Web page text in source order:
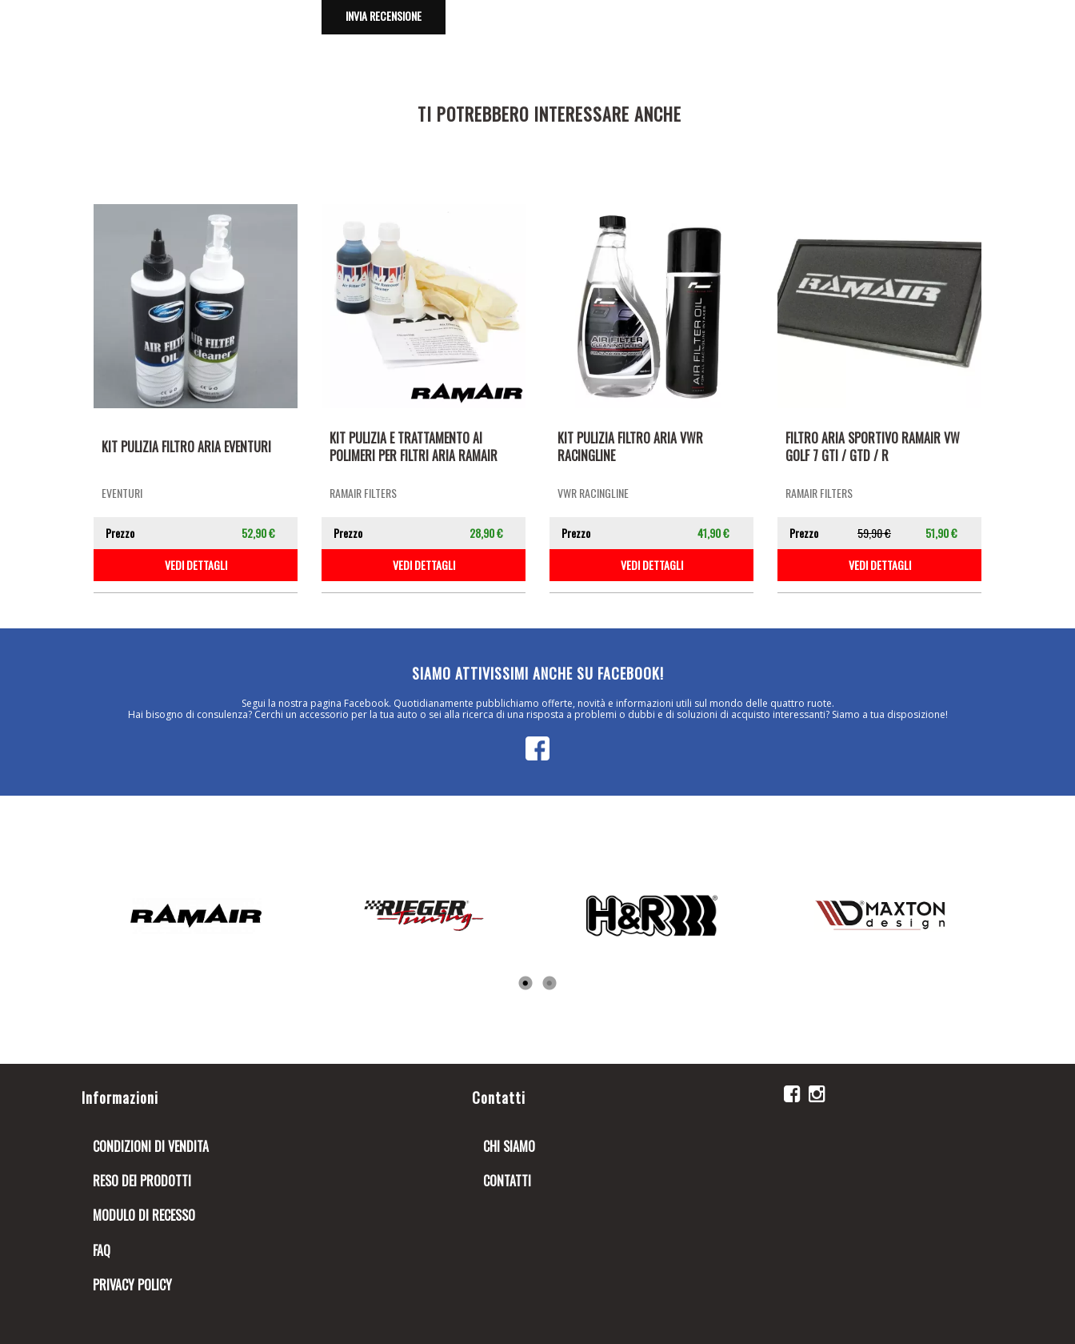
TI POTREBBERO INTERESSARE ANCHE
KIT PULIZIA FILTRO ARIA EVENTURI
EVENTURI
Prezzo
52,90 €
VEDI DETTAGLI
KIT PULIZIA E TRATTAMENTO AI
POLIMERI PER FILTRI ARIA RAMAIR
RAMAIR FILTERS
Prezzo
28,90 €
VEDI DETTAGLI
KIT PULIZIA FILTRO ARIA VWR
RACINGLINE
VWR RACINGLINE
Prezzo
41,90 €
VEDI DETTAGLI
FILTRO ARIA SPORTIVO RAMAIR VW
GOLF 7 GTI / GTD / R
RAMAIR FILTERS
Prezzo 59,90 €
51,90 €
VEDI DETTAGLI
SIAMO ATTIVISSIMI ANCHE SU FACEBOOK!
Segui la nostra pagina Facebook. Quotidianamente pubblichiamo offerte, novità e informazioni utili sul mondo delle quattro ruote.
Hai bisogno di consulenza? Cerchi un accessorio per la tua auto o sei alla ricerca di una risposta a problemi o dubbi e di soluzioni di acquisto interessanti? Siamo a tua disposizione!
Informazioni
CONDIZIONI DI VENDITA
RESO DEI PRODOTTI
MODULO DI RECESSO
FAQ
PRIVACY POLICY
Contatti
CHI SIAMO
CONTATTI